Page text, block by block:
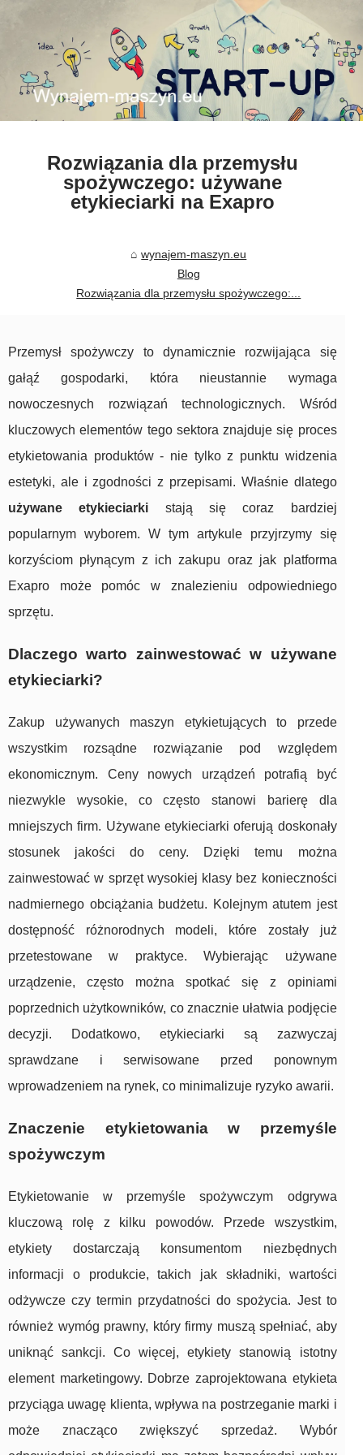
Rozwiązania dla przemysłu
spożywczego: używane
etykieciarki na Exapro
wynajem-maszyn.eu
Blog
Rozwiązania dla przemysłu spożywczego:...
Przemysł spożywczy to dynamicznie rozwijająca się
gałąź gospodarki, która nieustannie wymaga
nowoczesnych rozwiązań technologicznych. Wśród
kluczowych elementów tego sektora znajduje się proces
etykietowania produktów - nie tylko z punktu widzenia
estetyki, ale i zgodności z przepisami. Właśnie dlatego
używane etykieciarki stają się coraz bardziej
popularnym wyborem. W tym artykule przyjrzymy się
korzyściom płynącym z ich zakupu oraz jak platforma
Exapro może pomóc w znalezieniu odpowiedniego
sprzętu.
Dlaczego warto zainwestować w używane
etykieciarki?
Zakup używanych maszyn etykietujących to przede
wszystkim rozsądne rozwiązanie pod względem
ekonomicznym. Ceny nowych urządzeń potrafią być
niezwykle wysokie, co często stanowi barierę dla
mniejszych firm. Używane etykieciarki oferują doskonały
stosunek jakości do ceny. Dzięki temu można
zainwestować w sprzęt wysokiej klasy bez konieczności
nadmiernego obciążania budżetu. Kolejnym atutem jest
dostępność różnorodnych modeli, które zostały już
przetestowane w praktyce. Wybierając używane
urządzenie, często można spotkać się z opiniami
poprzednich użytkowników, co znacznie ułatwia podjęcie
decyzji. Dodatkowo, etykieciarki są zazwyczaj
sprawdzane i serwisowane przed ponownym
wprowadzeniem na rynek, co minimalizuje ryzyko awarii.
Znaczenie etykietowania w przemyśle
spożywczym
Etykietowanie w przemyśle spożywczym odgrywa
kluczową rolę z kilku powodów. Przede wszystkim,
etykiety dostarczają konsumentom niezbędnych
informacji o produkcie, takich jak składniki, wartości
odżywcze czy termin przydatności do spożycia. Jest to
również wymóg prawny, który firmy muszą spełniać, aby
uniknąć sankcji. Co więcej, etykiety stanowią istotny
element marketingowy. Dobrze zaprojektowana etykieta
przyciąga uwagę klienta, wpływa na postrzeganie marki i
może znacząco zwiększyć sprzedaż. Wybór